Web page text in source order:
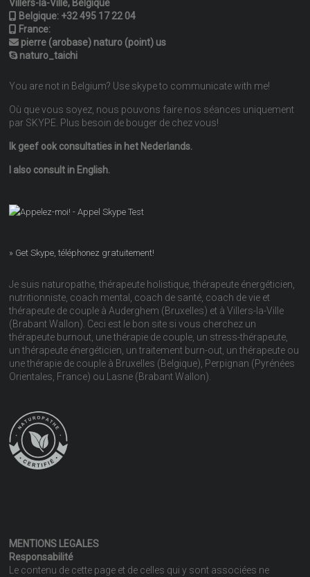
Villers-la-Ville, Belgique
Belgique: +32 495 17 22 04
France:
pierre (arobase) naturo (point) us
naturo_taichi
You are not in Belgium? Use skype to communicate with me!
Où que vous soyez, nous pouvons faire nos séances uniquement
par SKYPE. Plus besoin de bouger de chez vous!
Ik geef ook consultaties in het Nederlands.
I also consult in English.
» Get Skype, téléphonez gratuitement!
Je suis naturopathe, thérapeute holistique, thérapeute énergéticien,
nutritionniste, coach mental, coach de santé, coach de vie et
thérapeute de couple à Auderghem (Bruxelles) et à Villers-la-Ville
(Brabant Wallon). Ceci est le bon site si vous cherchez un
thérapeute burnout, une thérapie de couple, un stress-thérapeute,
un thérapeute énergéticien, un traitement burn-out, un thérapeute ou
une thérapie de couple à Bruxelles (Belgique), Perpignan (Pyrénées
Orientales, France) ou Lasne (Brabant Wallon).
MENTIONS LEGALES
Responsabilité
Le contenu de cette page et de celles qui y sont associées ne